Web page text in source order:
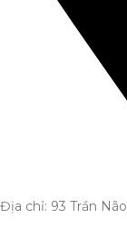
Địa chỉ: 93 Trần